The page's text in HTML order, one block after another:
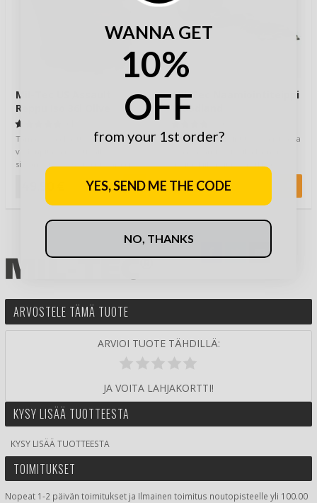
Mil-Tec US Assault
Reppu Iso 36l Olive
Tämä kovaa käyttöä kestävä,
vedenpitävä reppu säilöö
sisäänsä jopa 36 litraa tavaraa ja
siinä on kak…
Mil-Tec Naamiointiteippi
Woodland
Mil-Tec Naamiointiteippiä rullassa
3,90 €
ARVOSTELE TÄMÄ TUOTE
ARVIOI TUOTE TÄHDILLÄ:
JA VOITA LAHJAKORTTI!
KYSY LISÄÄ TUOTTEESTA
KYSY LISÄÄ TUOTTEESTA
TOIMITUKSET
Nopeat 1-2 päivän toimitukset ja Ilmainen toimitus noutopisteelle yli 100.00
WANNA GET
10%
OFF
from your 1st order?
YES, SEND ME THE CODE
NO, THANKS